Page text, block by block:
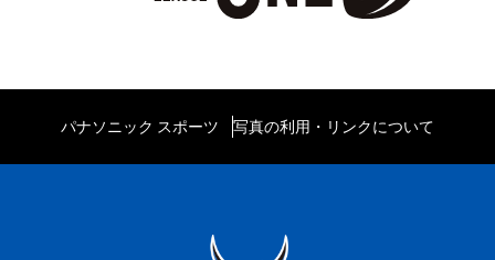
パナソニック スポーツ 写真の利用・リンクについて